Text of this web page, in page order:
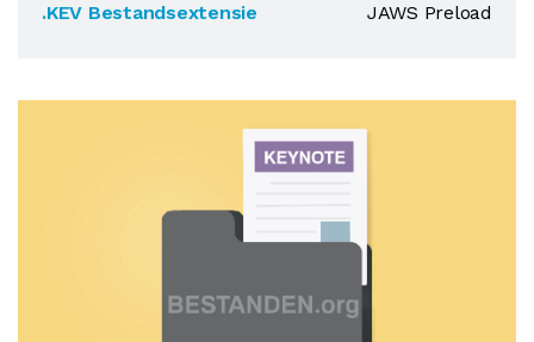
.KEV Bestandsextensie
JAWS Preload